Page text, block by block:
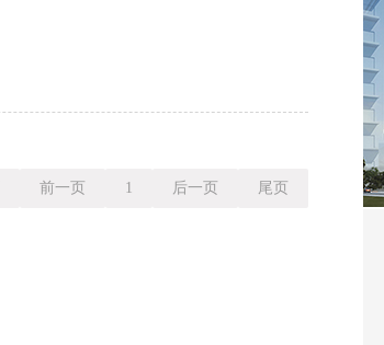
前一页 1 后一页 尾页